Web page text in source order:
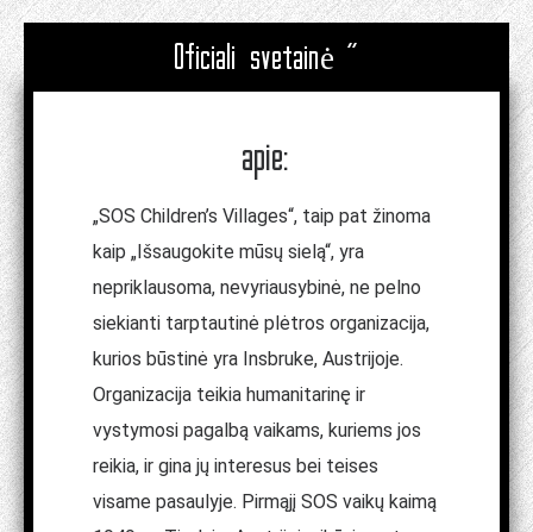
Oficiali svetainė "
apie:
„SOS Children’s Villages“, taip pat žinoma
kaip „Išsaugokite mūsų sielą“, yra
nepriklausoma, nevyriausybinė, ne pelno
siekianti tarptautinė plėtros organizacija,
kurios būstinė yra Insbruke, Austrijoje.
Organizacija teikia humanitarinę ir
vystymosi pagalbą vaikams, kuriems jos
reikia, ir gina jų interesus bei teises
visame pasaulyje. Pirmąjį SOS vaikų kaimą